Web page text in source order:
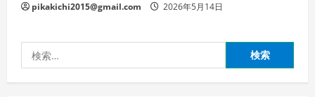
pikakichi2015@gmail.com 2026年5月14日
索: